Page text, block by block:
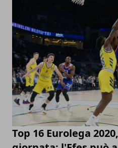
Top 16 Eurolega